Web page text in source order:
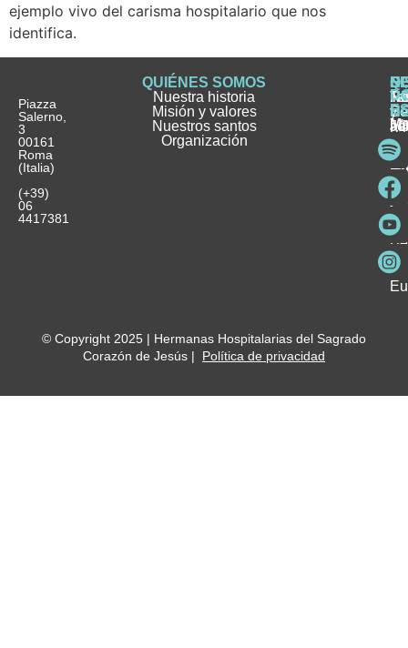
ejemplo vivo del carisma hospitalario que nos
identifica.
Piazza
Salerno,
3
00161
Roma
(Italia)
(+39)
06
4417381
QUIÉNES SOMOS
Nuestra historia
Misión y valores
Nuestros santos
Organización
e
y
y
© Copyright 2025 | Hermanas Hospitalarias del Sagrado
Corazón de Jesús | Política de privacidad